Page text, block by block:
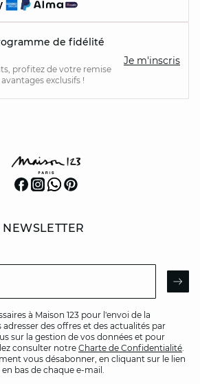
de fidélité
profitez de votre remise
exclusifs !
Je m'inscris
à Maison 123 pour l'envoi de la
des offres et des actualités par
sur la gestion de vos données et pour
consulter notre Charte de Confidentialité.
vous désabonner, en cliquant sur le lien
bas de chaque e-mail.